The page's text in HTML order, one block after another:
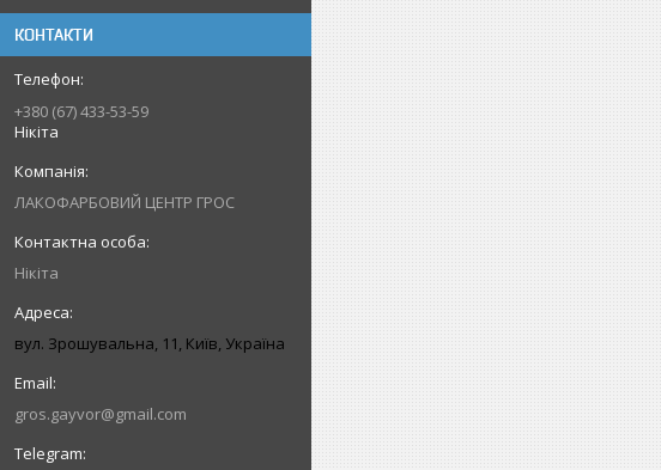
КОНТАКТИ
+380 (67) 433-53-59
Нікіта
ЛАКОФАРБОВИЙ ЦЕНТР ГРОС
Нікіта
вул. Зрошувальна, 11, Київ, Україна
gros.gayvor@gmail.com